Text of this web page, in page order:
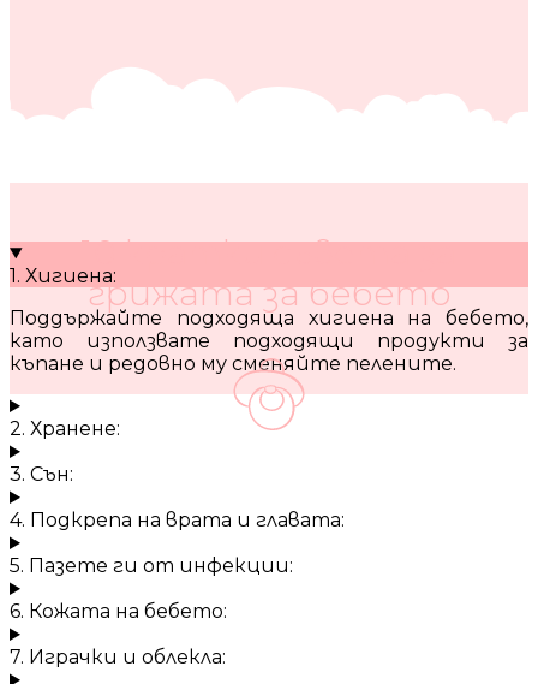
10 кратки съвета за
грижата за бебето
1. Хигиена:
Поддържайте подходяща хигиена на бебето,
като използвате подходящи продукти за
къпане и редовно му сменяйте пелените.
2. Хранене:
3. Сън:
4. Подкрепа на врата и главата:
5. Пазете ги от инфекции:
6. Кожата на бебето:
7. Играчки и облекла: